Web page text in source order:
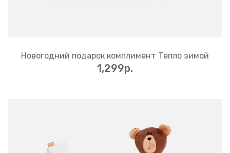
Новогодний подарок комплимент Тепло зимой
1,299p.